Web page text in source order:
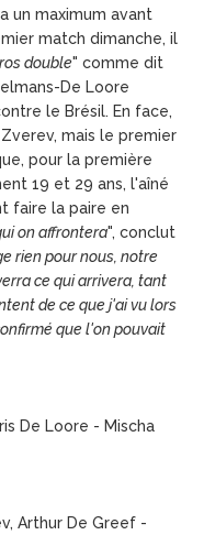
un maximum avant
match dimanche, il
double" comme dit
De Loore
le Brésil. En face,
mais le premier
pour la première
19 et 29 ans, l'aîné
faire la paire en
on affrontera", conclut
rien pour nous, notre
ce qui arrivera, tant
de ce que j'ai vu lors
que l'on pouvait
De Loore - Mischa
Arthur De Greef -